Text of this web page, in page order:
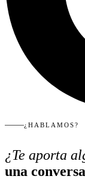
¿HABLAMOS?
¿Te aporta
una